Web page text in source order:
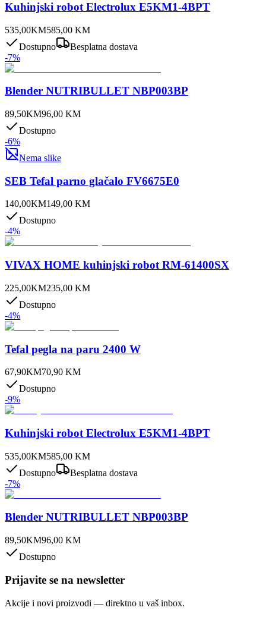
Kuhinjski robot Electrolux E5KM1-4BPT
535,00KM585,00 KM
Dostupno
Besplatna dostava
-7%
Blender NUTRIBULLET NBP003BP
89,50KM96,00 KM
Dostupno
-6%
Nema slike
SEB Tefal parno glačalo FV6675E0
140,00KM149,00 KM
Dostupno
-4%
VIVAX HOME kuhinjski robot RM-61400SX
225,00KM235,00 KM
Dostupno
-4%
Tefal pegla na paru 2400 W
67,90KM70,90 KM
Dostupno
-9%
Kuhinjski robot Electrolux E5KM1-4BPT
535,00KM585,00 KM
Dostupno
Besplatna dostava
-7%
Blender NUTRIBULLET NBP003BP
89,50KM96,00 KM
Dostupno
Prijavite se na newsletter
Akcije i novi proizvodi — direktno u vaš inbox.